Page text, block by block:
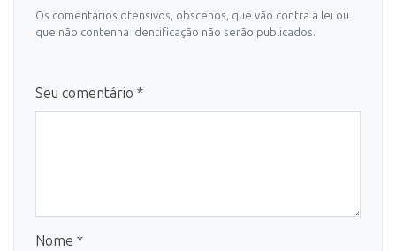
Os comentários ofensivos, obscenos, que vão contra a lei ou
que não contenha identificação não serão publicados.
Seu comentário *
Nome *